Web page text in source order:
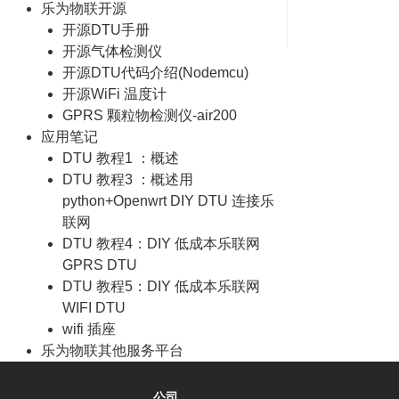
乐为物联开源
开源DTU手册
开源气体检测仪
开源DTU代码介绍(Nodemcu)
开源WiFi 温度计
GPRS 颗粒物检测仪-air200
应用笔记
DTU 教程1 ：概述
DTU 教程3 ：概述用
python+Openwrt DIY DTU 连接乐
联网
DTU 教程4：DIY 低成本乐联网
GPRS DTU
DTU 教程5：DIY 低成本乐联网
WIFI DTU
wifi 插座
乐为物联其他服务平台